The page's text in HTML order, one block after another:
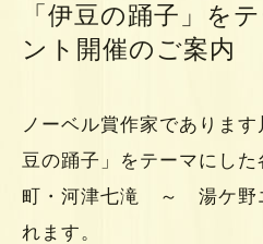
「伊豆の踊子」を
ント開催のご案内
ノーベル賞作家でありま
豆の踊子」をテーマにし
町・河津七滝 ～ 湯ケ野
れます。